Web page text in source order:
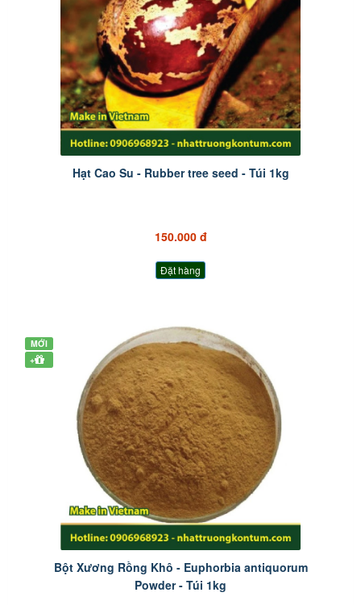
Hạt Cao Su - Rubber tree seed - Túi 1kg
150.000 đ
Đặt hàng
MỚI
+
Bột Xương Rồng Khô - Euphorbia antiquorum
Powder - Túi 1kg